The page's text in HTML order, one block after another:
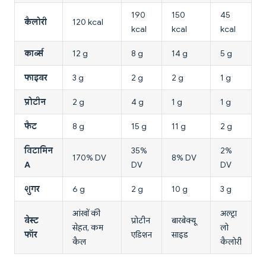
कैलोरी 120 kcal
190
kcal
150
kcal
45
kcal
कार्ब्स 12 g 8 g 14 g 5 g
फाइबर 3 g 2 g 2 g 1 g
प्रोटीन 2 g 4 g 1 g 1 g
फैट 8 g 15 g 11 g 2 g
विटामिन
A
170% DV
35%
DV
8% DV
2%
DV
शुगर 6 g 2 g 10 g 3 g
बेस्ट
फॉर
आंखों की
सेहत, कम
कैल
प्रोटीन
एडिशन
बारबेक्यू
साइड
अल्ट्रा
लो
कैलोरी